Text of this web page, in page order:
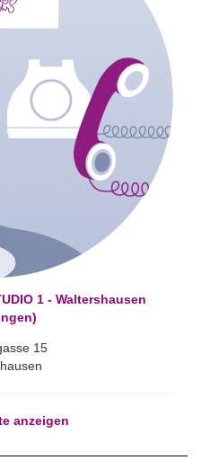
1 - Waltershausen
15
anzeigen